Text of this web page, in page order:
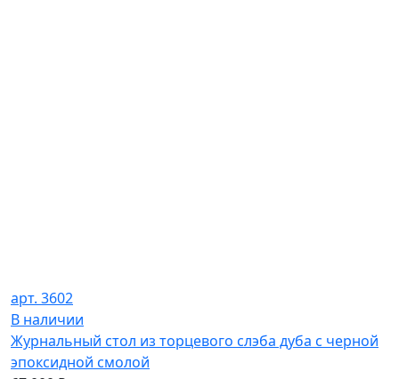
арт. 3602
В наличии
Журнальный стол из торцевого слэба дуба с черной
эпоксидной смолой